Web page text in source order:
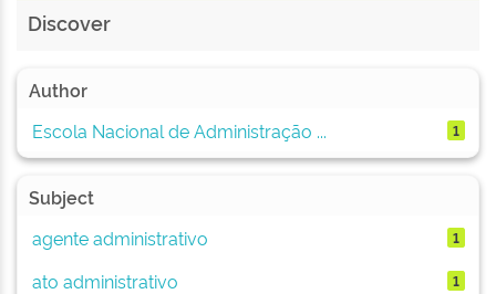
Discover
Author
Escola Nacional de Administração ...
1
Subject
agente administrativo
1
ato administrativo 1